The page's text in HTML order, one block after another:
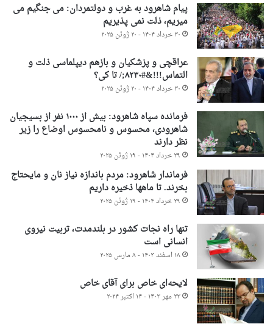
پیام شاهرود به غرب و دولتمردان: می جنگیم می
میریم، ذلت نمی پذیریم
۳۰ خرداد ۱۴۰۴ - ۲۰ ژوئن ۲۰۲۵
عراقچی و پزشکیان و بازهم دیپلماسی ذلت و
التماس!!!&#۸۲۳۰;/ تا کی؟
۳۰ خرداد ۱۴۰۴ - ۲۰ ژوئن ۲۰۲۵
فرمانده سپاه شاهرود: بیش از ۱۰۰۰ نفر از بسیجیان
شاهرودی، محسوس و نامحسوس اوضاع را زیر
نظر دارند
۲۹ خرداد ۱۴۰۴ - ۱۹ ژوئن ۲۰۲۵
فرماندار شاهرود: مردم باندازه نیاز نان و مایحتاج
بخرند. تا ماهها ذخیره داریم
۲۹ خرداد ۱۴۰۴ - ۱۹ ژوئن ۲۰۲۵
تنها راه نجات کشور در بلندمدت، تربیت نیروی
انسانی است
۱۸ اسفند ۱۴۰۳ - ۸ مارس ۲۰۲۵
لایحه‌ای خاص برای آقای خاص
۲۳ مهر ۱۴۰۳ - ۱۴ اکتبر ۲۰۲۴